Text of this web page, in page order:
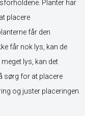
Planter har
placere
får den
får nok lys, kan de
lys, kan det
sørg for at placere
og juster placeringen